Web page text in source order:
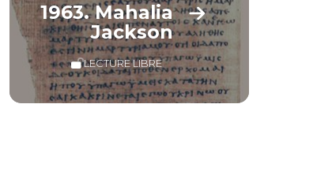
1963. Mahalia
Jackson
LECTURE LIBRE